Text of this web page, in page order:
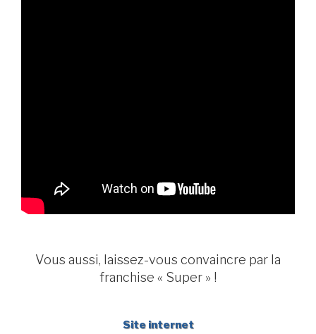
Vous aussi, laissez-vous convaincre par la
franchise « Super » !
Site internet